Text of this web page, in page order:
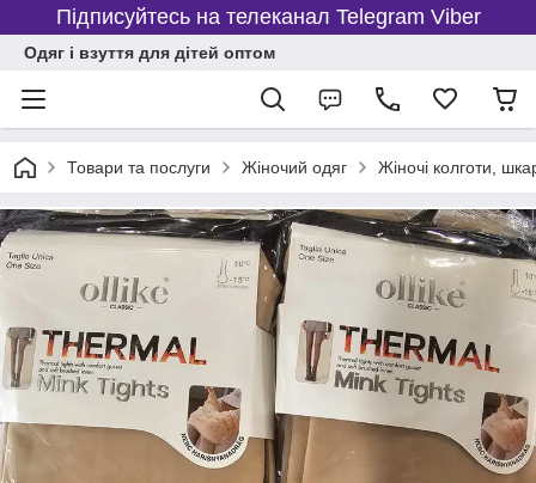
Підписуйтесь на телеканал Telegram Viber
Одяг і взуття для дітей оптом
Товари та послуги Жіночий одяг Жіночі колготи,